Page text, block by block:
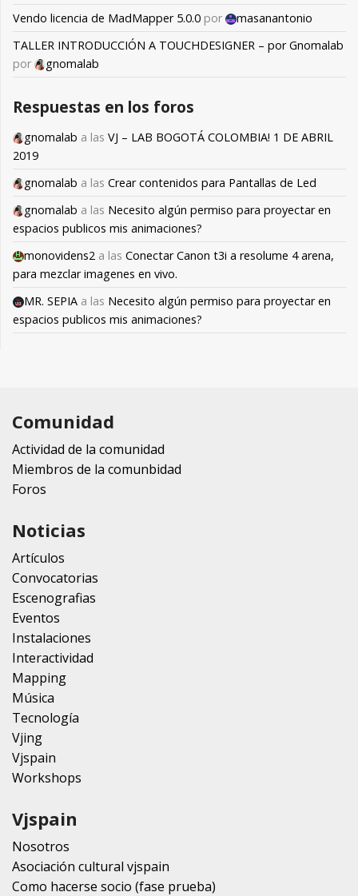
Vendo licencia de MadMapper 5.0.0 por
masanantonio
TALLER INTRODUCCIÓN A TOUCHDESIGNER – por Gnomalab
por
gnomalab
Respuestas en los foros
gnomalab a las VJ – LAB BOGOTÁ COLOMBIA! 1 DE ABRIL
2019
gnomalab a las Crear contenidos para Pantallas de Led
gnomalab a las Necesito algún permiso para proyectar en
espacios publicos mis animaciones?
monovidens2 a las Conectar Canon t3i a resolume 4 arena,
para mezclar imagenes en vivo.
MR. SEPIA a las Necesito algún permiso para proyectar en
espacios publicos mis animaciones?
Comunidad
Actividad de la comunidad
Miembros de la comunbidad
Foros
Noticias
Artículos
Convocatorias
Escenografias
Eventos
Instalaciones
Interactividad
Mapping
Música
Tecnología
Vjing
Vjspain
Workshops
Vjspain
Nosotros
Asociación cultural vjspain
Como hacerse socio (fase prueba)